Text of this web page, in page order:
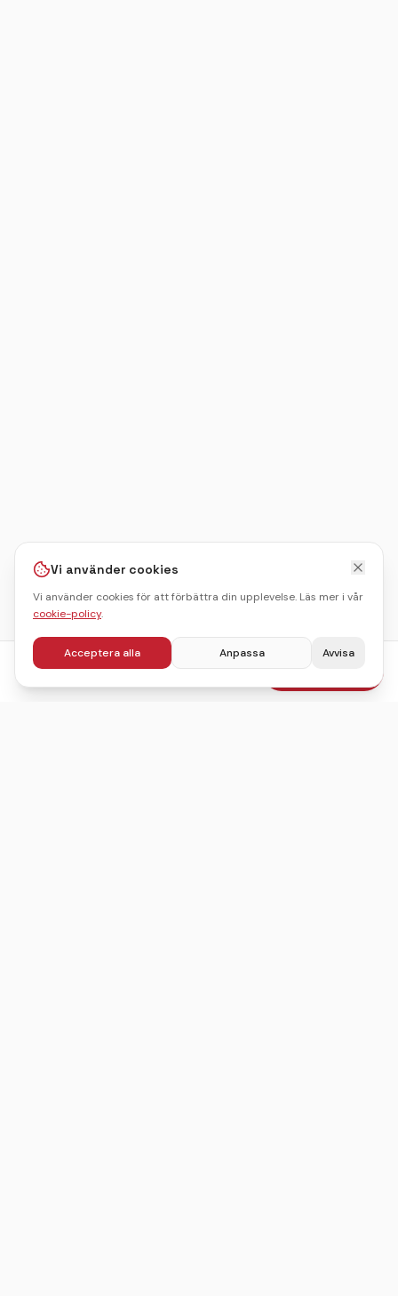
fr.386kr/pers Boka julbord
Vi använder cookies
Vi använder cookies för att förbättra din upplevelse. Läs mer i vår
cookie-policy.
Acceptera alla Anpassa Avvisa